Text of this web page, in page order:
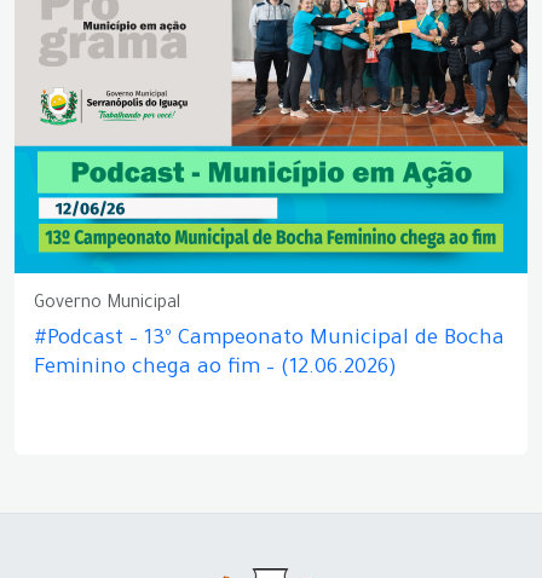
Governo Municipal
#Podcast – 13º Campeonato Municipal de Bocha
Feminino chega ao fim – (12.06.2026)